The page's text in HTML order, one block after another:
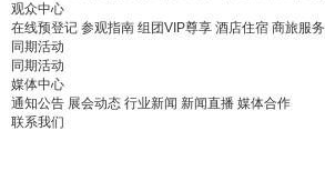
观众中心
在线预登记 参观指南 组团VIP尊享 酒店住宿 商旅服务
同期活动
同期活动
媒体中心
通知公告 展会动态 行业新闻 新闻直播 媒体合作
联系我们